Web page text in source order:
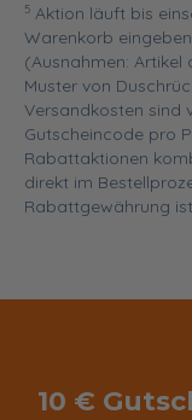
5 Aktion läuft bis
Warenkorb
(Ausnahmen: Artikel
Muster von
Versandkosten sind
Gutscheincode pro
Rabattaktionen
direkt im
Rabattgewährung
10 €